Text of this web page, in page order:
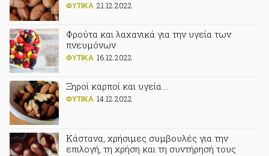
ΦΥΤΙΚA 21.12.2022
Φρούτα και λαχανικά για την υγεία των
πνευμόνων
ΦΥΤΙΚA 16.12.2022
Ξηροί καρποί και υγεία….
ΦΥΤΙΚA 14.12.2022
Κάστανα, χρήσιμες συμβουλές για την
επιλογή, τη χρήση και τη συντήρησή τους